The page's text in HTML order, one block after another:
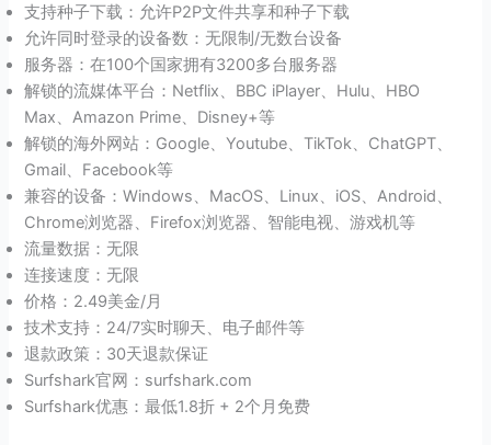
支持种子下载：允许P2P文件共享和种子下载
允许同时登录的设备数：无限制/无数台设备
服务器：在100个国家拥有3200多台服务器
解锁的流媒体平台：Netflix、BBC iPlayer、Hulu、HBO
Max、Amazon Prime、Disney+等
解锁的海外网站：Google、Youtube、TikTok、ChatGPT、
Gmail、Facebook等
兼容的设备：Windows、MacOS、Linux、iOS、Android、
Chrome浏览器、Firefox浏览器、智能电视、游戏机等
流量数据：无限
连接速度：无限
价格：2.49美金/月
技术支持：24/7实时聊天、电子邮件等
退款政策：30天退款保证
Surfshark官网：surfshark.com
Surfshark优惠：最低1.8折 + 2个月免费